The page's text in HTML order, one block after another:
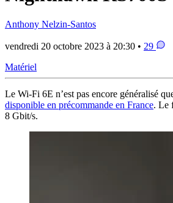
Anthony Nelzin-Santos
vendredi 20 octobre 2023 à 20:30 • 29
Matériel
Le Wi-Fi 6E n’est pas encore généralisé
disponible en précommande en France. Le
8 Gbit/s.